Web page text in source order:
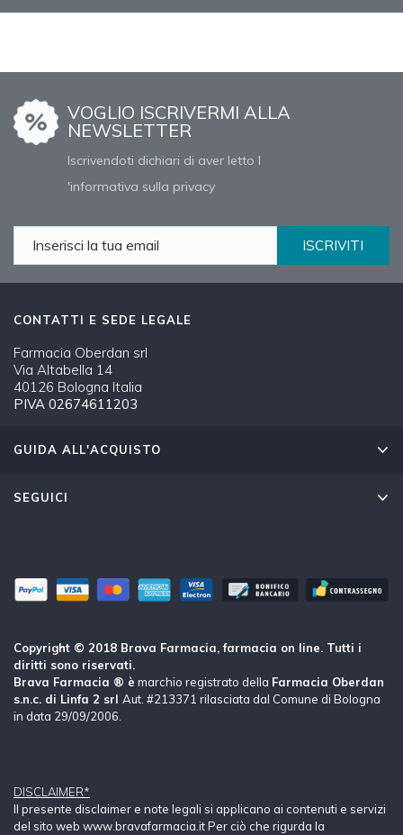
VOGLIO ISCRIVERMI ALLA
NEWSLETTER
Iscrivendoti dichiari di aver letto l
'informativa sulla privacy
ISCRIVITI
CONTATTI E SEDE LEGALE
Farmacia Oberdan srl
Via Altabella 14
40126 Bologna Italia
PIVA 02674611203
GUIDA ALL'ACQUISTO
SEGUICI
Copyright © 2018 Brava Farmacia, farmacia on line. Tutti i
diritti sono riservati.
Brava Farmacia ® è marchio registrato della Farmacia Oberdan
s.n.c. di Linfa 2 srl Aut. #213371 rilasciata dal Comune di Bologna
in data 29/09/2006.
DISCLAIMER*
Il presente disclaimer e note legali si applicano ai contenuti e servizi
del sito web www.bravafarmacia.it Per ciò che rigurda la